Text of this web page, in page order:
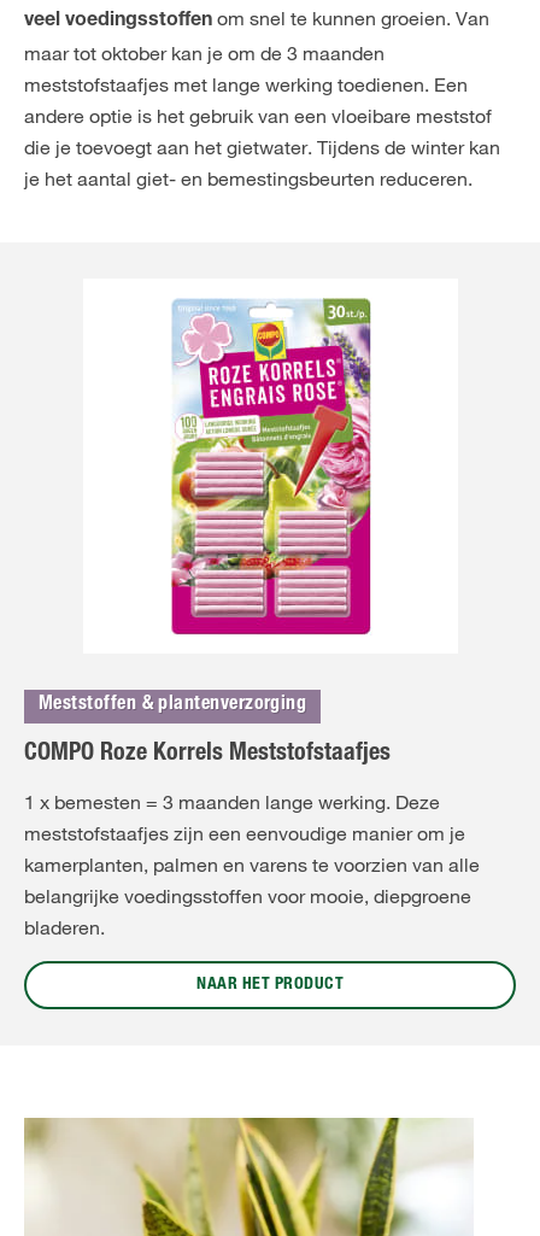
veel voedingsstoffen om snel te kunnen groeien. Van
maar tot oktober kan je om de 3 maanden
meststofstaafjes met lange werking toedienen. Een
andere optie is het gebruik van een vloeibare meststof
die je toevoegt aan het gietwater. Tijdens de winter kan
je het aantal giet- en bemestingsbeurten reduceren.
Meststoffen & plantenverzorging
COMPO Roze Korrels Meststofstaafjes
1 x bemesten = 3 maanden lange werking. Deze
meststofstaafjes zijn een eenvoudige manier om je
kamerplanten, palmen en varens te voorzien van alle
belangrijke voedingsstoffen voor mooie, diepgroene
bladeren.
NAAR HET PRODUCT